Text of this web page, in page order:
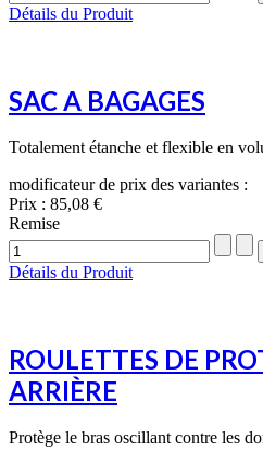
Détails du Produit
SAC A BAGAGES
Totalement étanche et flexible en
modificateur de prix des variantes :
Prix : 85,08 €
Remise
Détails du Produit
ROULETTES DE
ARRIÈRE
Protège le bras oscillant contre les